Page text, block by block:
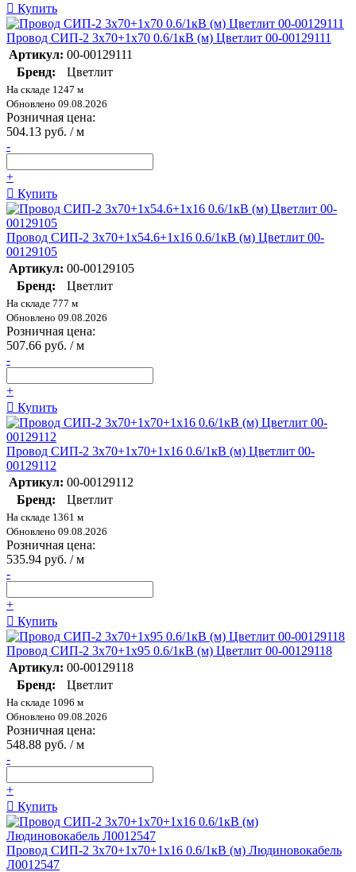
Купить
Провод СИП-2 3х70+1х70 0.6/1кВ (м) Цветлит 00-00129111
Артикул: 00-00129111
Бренд:
Цветлит
На складе 1247 м
Обновлено 09.08.2026
Розничная цена:
504.13 руб. / м
-
+
Купить
Провод СИП-2 3х70+1х54.6+1х16 0.6/1кВ (м) Цветлит 00-
00129105
Артикул: 00-00129105
Бренд:
Цветлит
На складе 777 м
Обновлено 09.08.2026
Розничная цена:
507.66 руб. / м
-
+
Купить
Провод СИП-2 3х70+1х70+1х16 0.6/1кВ (м) Цветлит 00-
00129112
Артикул: 00-00129112
Бренд:
Цветлит
На складе 1361 м
Обновлено 09.08.2026
Розничная цена:
535.94 руб. / м
-
+
Купить
Провод СИП-2 3х70+1х95 0.6/1кВ (м) Цветлит 00-00129118
Артикул: 00-00129118
Бренд:
Цветлит
На складе 1096 м
Обновлено 09.08.2026
Розничная цена:
548.88 руб. / м
-
+
Купить
Провод СИП-2 3х70+1х70+1х16 0.6/1кВ (м) Людиновокабель
Л0012547